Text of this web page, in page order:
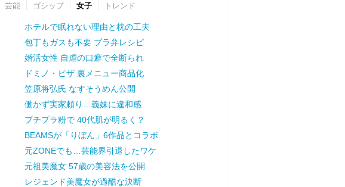
芸能 ゴシップ 女子 トレンド
ホテルで眠れない理由と枕の工夫
包丁もガスも不要 プラ弁レシピ
婚活女性 自虐の口癖で全断られ
ドミノ・ピザ 裏メニュー商品化
笠原将弘氏 なすそうめん公開
働かず実家頼り…義妹に違和感
プチプラ粉で 40代肌が明るく？
BEAMSが「りぼん」6作品とコラボ
元ZONEでも…芸能界引退したワケ
元祖美魔女 57歳の美容法を公開
レジェンド美魔女が過酷な決断